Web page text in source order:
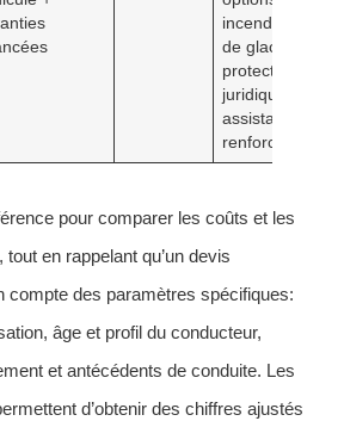
incendie, bris
de glace,
protection
juridique et
assistance
renforcée
pour comparer les coûts et les
en rappelant qu’un devis
compte des paramètres spécifiques:
âge et profil du conducteur,
et antécédents de conduite. Les
d’obtenir des chiffres ajustés